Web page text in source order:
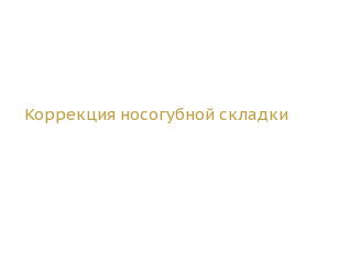
Коррекция носогубной складки